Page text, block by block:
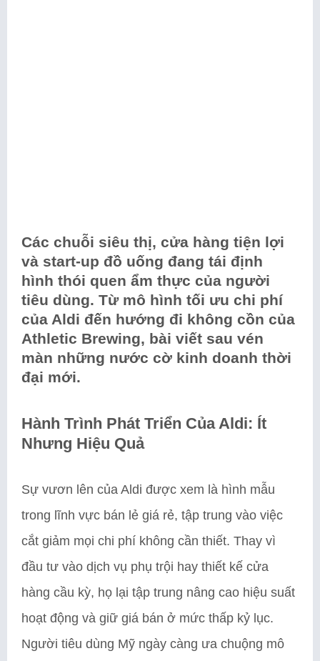
Các chuỗi siêu thị, cửa hàng tiện lợi
và start-up đồ uống đang tái định
hình thói quen ẩm thực của người
tiêu dùng. Từ mô hình tối ưu chi phí
của Aldi đến hướng đi không cồn của
Athletic Brewing, bài viết sau vén
màn những nước cờ kinh doanh thời
đại mới.
Hành Trình Phát Triển Của Aldi: Ít
Nhưng Hiệu Quả
Sự vươn lên của Aldi được xem là hình mẫu
trong lĩnh vực bán lẻ giá rẻ, tập trung vào việc
cắt giảm mọi chi phí không cần thiết. Thay vì
đầu tư vào dịch vụ phụ trội hay thiết kế cửa
hàng cầu kỳ, họ lại tập trung nâng cao hiệu suất
hoạt động và giữ giá bán ở mức thấp kỷ lục.
Người tiêu dùng Mỹ ngày càng ưa chuộng mô